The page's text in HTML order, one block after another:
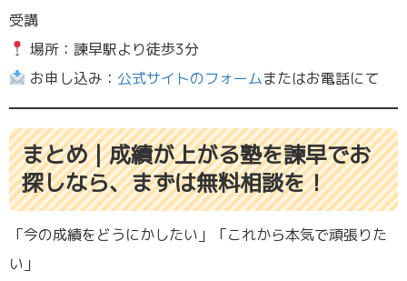
受講
場所：諫早駅より徒歩3分
お申し込み： 公式サイトのフォームまたはお電話にて
まとめ｜成績が上がる塾を諫早でお
探しなら、まずは無料相談を！
「今の成績をどうにかしたい」「これから本気で頑張りた
い」